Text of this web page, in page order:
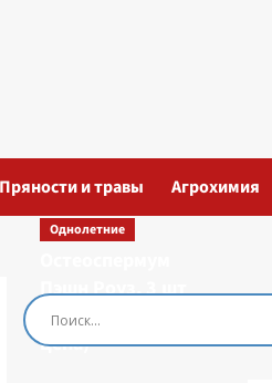
Пряности и травы Агрохимия
Однолетние
Пэшн Роуз, 3 шт
семян (Лучшая
цена)